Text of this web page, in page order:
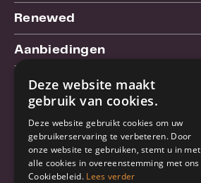
Renewed
Aanbiedingen
Blog
Klantenservice
Deze website maakt
gebruik van cookies.
Deze website gebruikt cookies om uw
gebruikerservaring te verbeteren. Door
onze website te gebruiken, stemt u in met
alle cookies in overeenstemming met ons
Cookiebeleid. Lees verder